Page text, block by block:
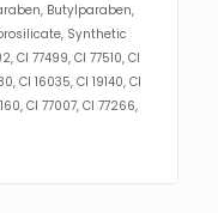
Butylparaben,
Synthetic
CI 77499, CI 77510, CI
CI 16035, CI 19140, CI
CI 77007, CI 77266,